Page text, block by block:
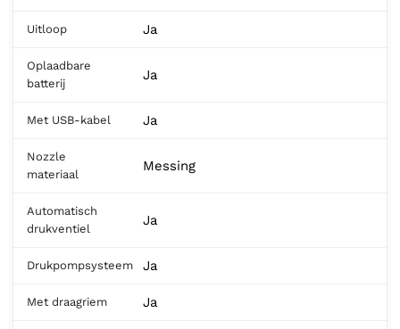
Uitloop Ja
Oplaadbare
batterij
Ja
Met USB-kabel Ja
Nozzle
materiaal
Messing
Automatisch
drukventiel
Ja
Drukpompsysteem Ja
Met draagriem Ja